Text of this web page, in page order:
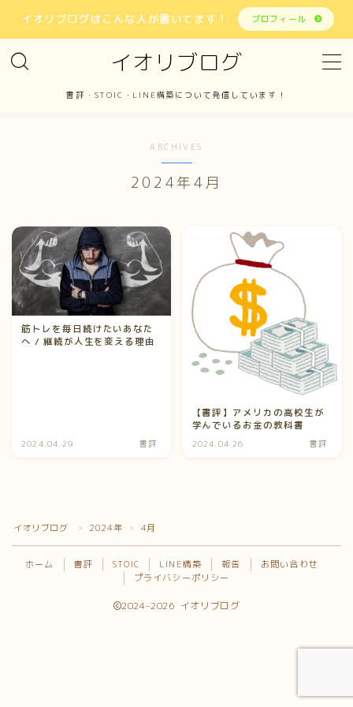
イオリブログはこんな人が書いてます！ プロフィール
イオリブログ
書評・STOIC・LINE構築について発信しています！
MENU
LINE構築
報告
お問い合わせ
Follow Me
ARCHIVES
2024年4月
筋トレを毎日続けたいあなた
へ / 継続が人生を変える理由
2024.04.29 書評
【書評】アメリカの高校生が
学んでいるお金の教科書
2024.04.26 書評
イオリブログ ＞ 2024年 ＞ 4月
ホーム 書評 STOIC LINE構築 報告
お問い合わせ
プライバシーポリシー
2024–2026 イオリブログ